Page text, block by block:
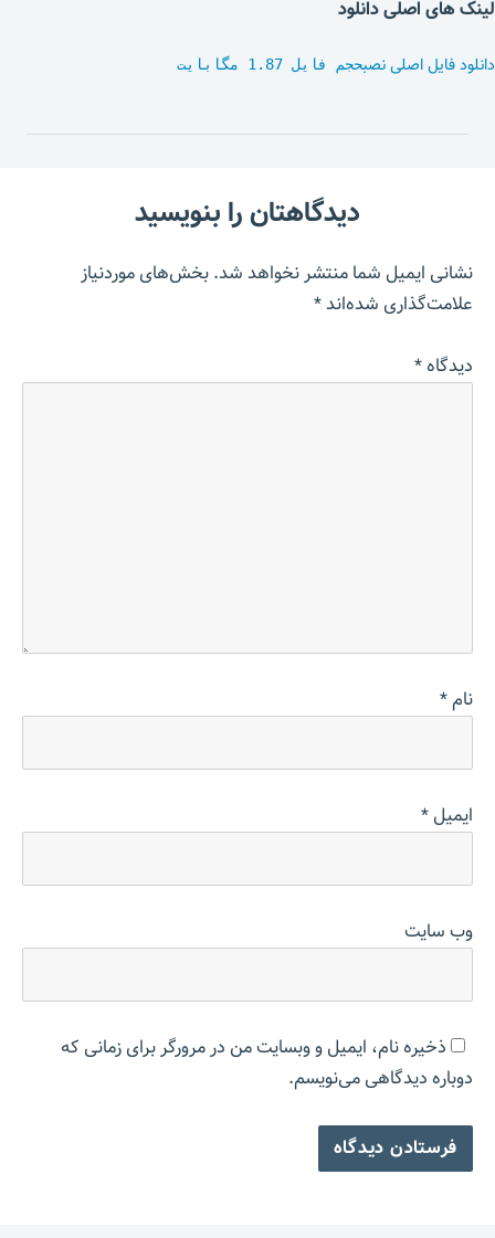
لینک های اصلی دانلود
دانلود فایل اصلی نصبحجم فایل 1.87 مگابایت
دیدگاهتان را بنویسید
نشانی ایمیل شما منتشر نخواهد شد.بخش‌های موردنیاز
علامت‌گذاری شده‌اند*
دیدگاه*
نام*
ایمیل*
وب‌ سایت
ذخیره نام، ایمیل و وبسایت من در مرورگر برای زمانی که
دوباره دیدگاهی می‌نویسم.